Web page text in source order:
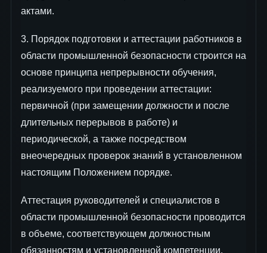
актами.
3. Порядок подготовки и аттестации работников в
области промышленной безопасности строится на
основе принципа непрерывности обучения,
реализуемого при проведении аттестации:
первичной (при замещении должности и после
длительных перерывов в работе) и
периодической, а также посредством
внеочередных проверок знаний в установленном
настоящим Положением порядке.
Аттестация руководителей и специалистов в
области промышленной безопасности проводится
в объеме, соответствующем должностным
обязанностям и установленной компетенции.